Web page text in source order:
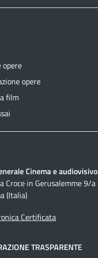
opere
film
Cinema e audiovisivo
Croce in Gerusalemme 9/a
(Italia)
Certificata
TRASPARENTE